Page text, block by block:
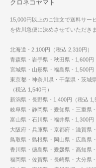
クロネコヤマト
15,000円以上のご注文で送料サー
を佐川急便に決めさせていただきま
北海道 - 2,100円（税込 2,310円）
青森県・岩手県・秋田県 - 1,600円
宮城県・山形県・福島県 - 1,500円
東京都・神奈川県・千葉県・茨城
（税込 1,540円）
新潟県・長野県 - 1,400円（税込
岐阜県・静岡県・愛知県・三重県 -
富山県・石川県・福井県 - 1,300円
大阪府・兵庫県・京都府・滋賀県
鳥取県・島根県・岡山県・広島県
香川県・徳島県・愛媛県・高知県 -
福岡県・佐賀県・長崎県・大分県 -